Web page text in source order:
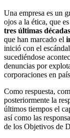
Una empresa es un
ojos a la ética, que
tres últimas
que han marcado el
inició con el
sucediéndose
denuncias por
corporaciones en
Como respuesta,
posteriormente la
últimos tiempos el
así como las
de los Objetivos de